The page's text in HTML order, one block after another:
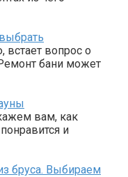
встает вопрос о
бани может
вам, как
и
бруса. Выбираем